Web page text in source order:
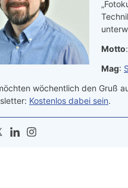
Motto
Mag:
wöchentlich den Gruß
Kostenlos dabei sein.